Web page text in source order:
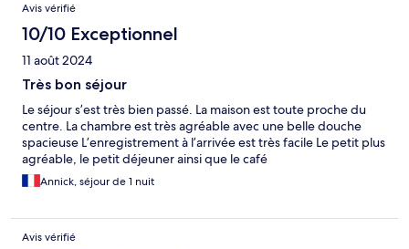
Avis vérifié
10/10 Exceptionnel
11 août 2024
Très bon séjour
Le séjour s’est très bien passé. La maison est toute proche du
centre. La chambre est très agréable avec une belle douche
spacieuse L’enregistrement à l’arrivée est très facile Le petit plus
agréable, le petit déjeuner ainsi que le café
Annick, séjour de 1 nuit
Avis vérifié